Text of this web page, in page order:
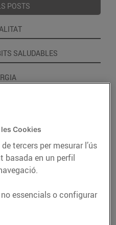
POSTS
SALUDABLES
TRADICIONS
Cookies
tercers per mesurar l’ús
basada en un perfil
essencials o configurar